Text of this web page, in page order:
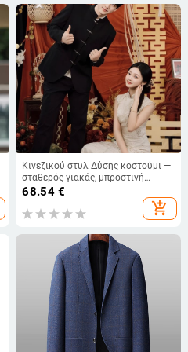
Κινεζικού στυλ Δύσης κοστούμι —
σταθερός γιακάς, μπροστινή
μπουτονίερα με κουμπιά, 100%
πολυεστέρας, χαλαρή εφαρμογή,
3D ραφές τσέπες
68.54€
add_shopping_cart